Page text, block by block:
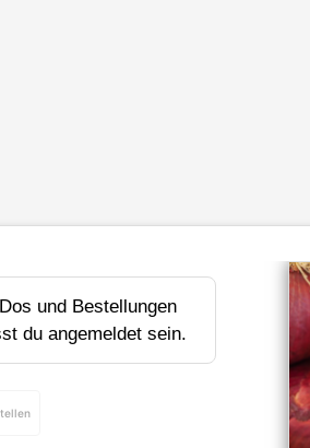
und Bestellungen
du angemeldet sein.